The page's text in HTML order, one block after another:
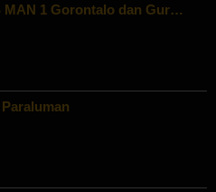
MAN 1 Gorontalo dan Gur…